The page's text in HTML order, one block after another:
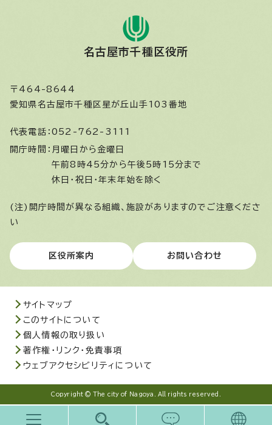
名古屋市千種区役所
〒464-8644
愛知県名古屋市千種区星が丘山手103番地
代表電話： 052-762-3111
開庁時間： 月曜日から金曜日
午前8時45分から午後5時15分まで
休日・祝日・年末年始を除く
(注)開庁時間が異なる組織、施設がありますのでご注意くださ
い
区役所案内 お問い合わせ
サイトマップ
このサイトについて
個人情報の取り扱い
著作権・リンク・免責事項
ウェブアクセシビリティについて
Copyright © The city of Nagoya. All rights reserved.